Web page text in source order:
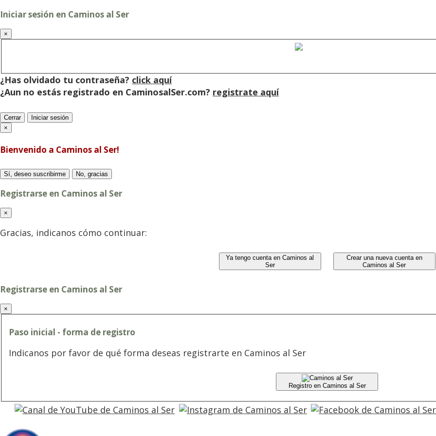
Iniciar sesión en Caminos al Ser
×
¿Has olvidado tu contraseña? click aquí
¿Aun no estás registrado en CaminosalSer.com? registrate aquí
Cerrar
Iniciar sesión
×
Bienvenido a Caminos al Ser!
Sí, deseo suscribirme No, gracias
Registrarse en Caminos al Ser
×
Gracias, indicanos cómo continuar:
Ya tengo cuenta en Caminos al
Ser
Crear una nueva cuenta en
Caminos al Ser
Registrarse en Caminos al Ser
×
Paso inicial - forma de registro
Indicanos por favor de qué forma deseas registrarte en Caminos al Ser
Registro en Caminos al Ser